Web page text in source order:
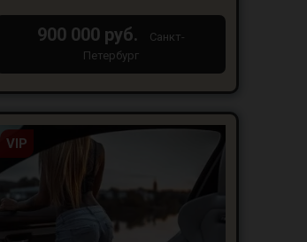
900 000 руб.
Санкт-
Петербург
VIP